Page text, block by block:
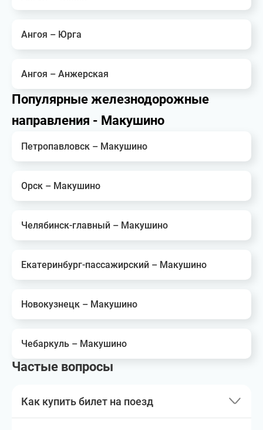
Ангоя – Юрга
Ангоя – Анжерская
Популярные железнодорожные
направления - Макушино
Петропавловск – Макушино
Орск – Макушино
Челябинск-главный – Макушино
Екатеринбург-пассажирский – Макушино
Новокузнецк – Макушино
Чебаркуль – Макушино
Частые вопросы
Как купить билет на поезд